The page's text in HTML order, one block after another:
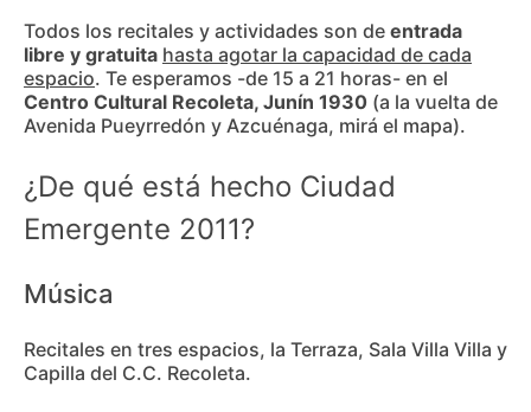
Todos los recitales y actividades son de entrada
libre y gratuita hasta agotar la capacidad de cada
espacio. Te esperamos -de 15 a 21 horas- en el
Centro Cultural Recoleta, Junín 1930 (a la vuelta de
Avenida Pueyrredón y Azcuénaga, mirá el mapa).
¿De qué está hecho Ciudad
Emergente 2011?
Música
Recitales en tres espacios, la Terraza, Sala Villa Villa y
Capilla del C.C. Recoleta.